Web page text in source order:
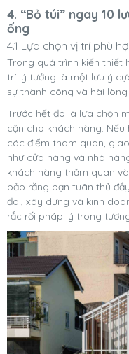
4. “Bỏ túi” ngay 10
ống
4.1 Lựa chọn vị trí phù
Trong quá trình kiến thiết
trí lý tưởng là một lưu ý
sự thành công và hài
Trước hết đó là lựa chọn
cận cho khách hàng.
các điểm tham quan,
như cửa hàng và nhà
khách hàng thăm quan
bảo rằng bạn tuân thủ
đai, xây dựng và kinh
rắc rối pháp lý trong